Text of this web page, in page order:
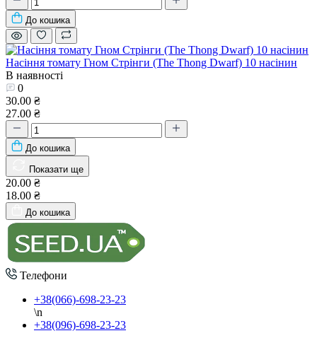
До кошика
Насіння томату Гном Стрінги (The Thong Dwarf) 10 насінин
В наявності
0
30.00 ₴
27.00 ₴
До кошика
Показати ще
20.00 ₴
18.00 ₴
До кошика
Телефони
+38(066)-698-23-23
\n
+38(096)-698-23-23